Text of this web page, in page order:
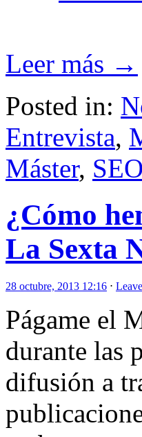
Leer más →
Posted in:
Entrevista,
Máster, SEO
¿Cómo
La Sexta
28 octubre, 2013 12:16 ⋅
Págame el
durante las
difusión a